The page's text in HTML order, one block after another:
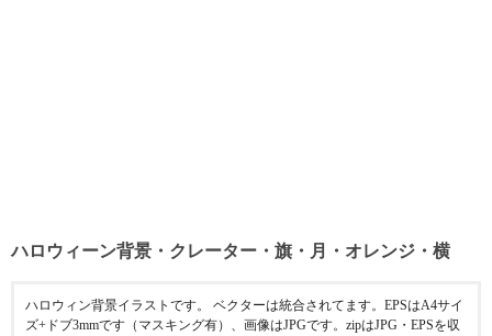
ハロウィーン背景・クレーター・旗・月・オレンジ・横
ハロウィン背景イラストです。 ベクターは統合されてます。EPSはA4サイ
ズ+ドブ3mmです（マスキング有）、画像はJPGです。zipはJPG・EPSを収